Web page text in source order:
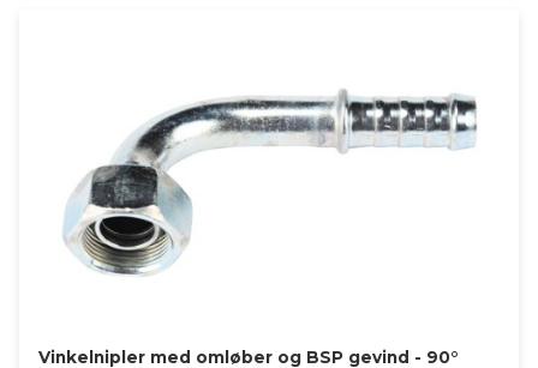
Vinkelnipler med omløber og BSP gevind - 90°